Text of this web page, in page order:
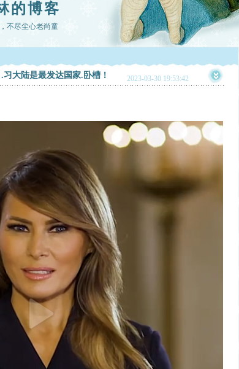
的博客
不尽尘心老尚童
大陆是最发达国家.卧槽！ 2023-03-30 19:53:42